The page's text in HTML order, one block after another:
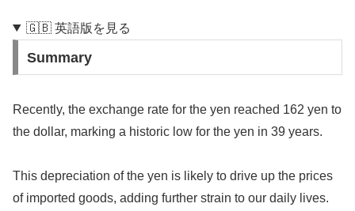
🇬🇧 英語版を見る
Summary
Recently, the exchange rate for the yen reached 162 yen to
the dollar, marking a historic low for the yen in 39 years.
This depreciation of the yen is likely to drive up the prices
of imported goods, adding further strain to our daily lives.